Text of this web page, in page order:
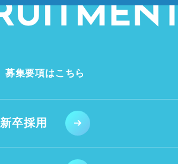
募集要項はこちら
新卒採用